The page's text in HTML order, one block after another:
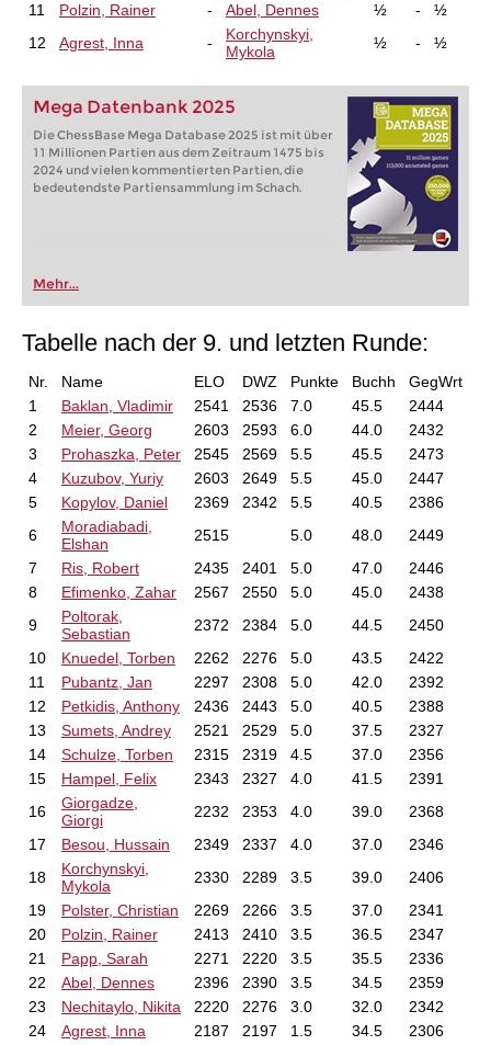
11
Polzin, Rainer - Abel, Dennes ½ -
½
12
Agrest, Inna -
Korchynskyi,
Mykola
½ - ½
Mega Datenbank 2025
Die ChessBase Mega Database 2025 ist mit über
11 Millionen Partien aus dem Zeitraum 1475 bis
2024 und vielen kommentierten Partien, die
bedeutendste Partiensammlung im Schach.
Mehr...
Tabelle nach der 9. und letzten Runde:
Nr. Name ELO DWZ Punkte Buchh
GegWrt
1
Baklan, Vladimir 2541 2536 7.0 45.5
2444
2
Meier, Georg 2603 2593 6.0 44.0
2432
3
Prohaszka, Peter 2545 2569 5.5 45.5
2473
4
Kuzubov, Yuriy 2603 2649 5.5 45.0
2447
5
Kopylov, Daniel 2369 2342 5.5 40.5
2386
6
Moradiabadi,
Elshan
2515 5.0 48.0
2449
7
Ris, Robert 2435 2401 5.0 47.0
2446
8
Efimenko, Zahar 2567 2550 5.0 45.0
2438
9
Poltorak,
Sebastian
2372 2384 5.0 44.5
2450
10
Knuedel, Torben 2262 2276 5.0 43.5
2422
11
Pubantz, Jan 2297 2308 5.0 42.0
2392
12
Petkidis, Anthony 2436 2443 5.0 40.5
2388
13
Sumets, Andrey 2521 2529 5.0 37.5
2327
14
Schulze, Torben 2315 2319 4.5 37.0
2356
15
Hampel, Felix 2343 2327 4.0 41.5
2391
16
Giorgadze,
Giorgi
2232 2353 4.0 39.0
2368
17
Besou, Hussain 2349 2337 4.0 37.0
2346
18
Korchynskyi,
Mykola
2330 2289 3.5 39.0
2406
19
Polster, Christian 2269 2266 3.5 37.0
2341
20
Polzin, Rainer 2413 2410 3.5 36.5
2347
21
Papp, Sarah 2271 2220 3.5 35.5
2336
22
Abel, Dennes 2396 2390 3.5 34.5
2359
23
Nechitaylo, Nikita 2220 2276 3.0 32.0
2342
24
Agrest, Inna 2187 2197 1.5 34.5 2306